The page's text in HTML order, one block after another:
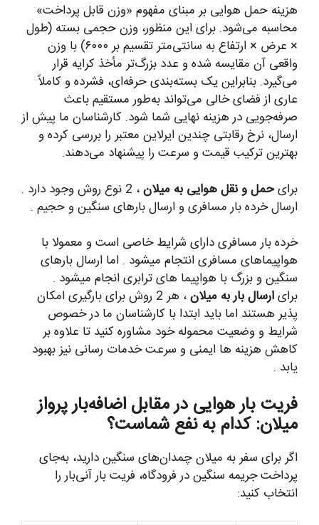
هزینه حمل هوایی بر مبنای مفهوم «وزن قابل پرداخت»
محاسبه می‌شود. برای این منظور، وزن حجمی بسته (طول
× عرض × ارتفاع به سانتی‌متر تقسیم بر ۶۰۰۰) با وزن
واقعی آن مقایسه شده و عدد بزرگ‌تر مأخذ کرایه قرار
می‌گیرد. بنابراین یک بسته‌بندی حرفه‌ای، فشرده و کاملاً
عاری از فضای خالی می‌تواند به‌طور مستقیم باعث
صرفه‌جویی در هزینه نهایی شما شود. کارشناسان ما پیش از
ارسال، نرخ رقابتی چندین ایرلاین معتبر را بررسی کرده و
بهترین ترکیب قیمت و سرعت را پیشنهاد می‌دهند.
برایحمل و نقل هوایی به میلان
، 2 نوع روش وجود دارد .
ارسال خرده بار مسافری و ارسال بارهای سنگین و حجیم .
خرده بار مسافری دارای شرایط خاصی است و معمولا با
هواپیماهای مسافری انتجام میشود . اما ارسال بارهای
سنگین و بزرگ با هواپیما های ترابری انجام میشود .
برایارسال بار به میلان
، هر 2 روش برای بارگیری امکان
پذیر هستند اما باید ابتدا با کارشناسان ما در خصوص
شرایط و وضعیت محموله خود مشاوره کنید تا علاوه بر
کاهش هزینه ها ایمنی و سرعت خدمات رسانی نیز بهبود
یابد .
فریت بار هوایی در مقابل اضافه‌بار پرواز
میلان: کدام به نفع شماست؟
اگر برای سفر به میلان چمدان‌های سنگین دارید، به‌جای
پرداخت جریمه سنگین در فرودگاه، فریت بار آنی‌بار را
انتخاب کنید: